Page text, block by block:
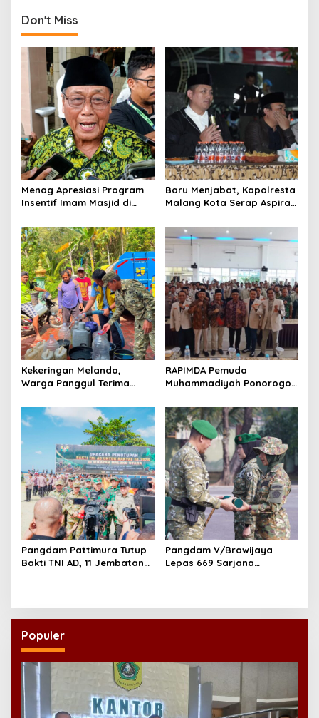
t
n
a
v
g
a
t
i
o
n
Don't Miss
Menag Apresiasi Program
Insentif Imam Masjid di
Model Nasional
Baru Menjabat, Kapolresta
Malang Kota Serap Aspirasi
Kamtibmas
Kekeringan Melanda,
Warga Panggul Terima
RAPIMDA Pemuda
Muhammadiyah Ponorogo
Kebangsaan Berbasis
Integritas
Pangdam Pattimura Tutup
Bakti TNI AD, 11 Jembatan
Pangdam V/Brawijaya
Lepas 669 Sarjana
Populer